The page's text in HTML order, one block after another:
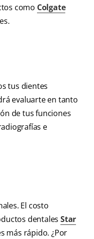
como Colgate
tus dientes
evaluarte en tanto
de tus funciones
e
El costo
dentales Star
más rápido. ¿Por